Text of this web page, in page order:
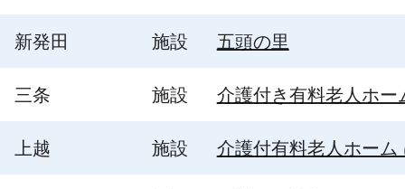
新発田 施設 五頭の里
三条 施設 介護付き有料老人ホ
上越 施設 介護付有料老人ホーム